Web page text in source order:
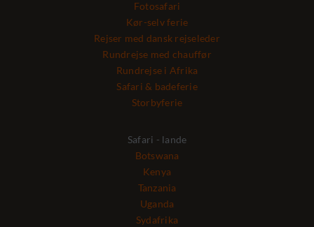
Fotosafari
Kør-selv ferie
Rejser med dansk rejseleder
Rundrejse med chauffør
Rundrejse i Afrika
Safari & badeferie
Storbyferie
Safari - lande
Botswana
Kenya
Tanzania
Uganda
Sydafrika